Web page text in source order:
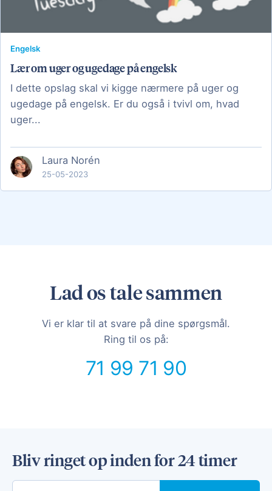
Engelsk
Lær om uger og ugedage på engelsk
I dette opslag skal vi kigge nærmere på uger og
ugedage på engelsk. Er du også i tvivl om, hvad
uger...
Laura Norén
25-05-2023
Lad os tale sammen
Vi er klar til at svare på dine spørgsmål.
Ring til os på:
71 99 71 90
Bliv ringet op inden for 24 timer